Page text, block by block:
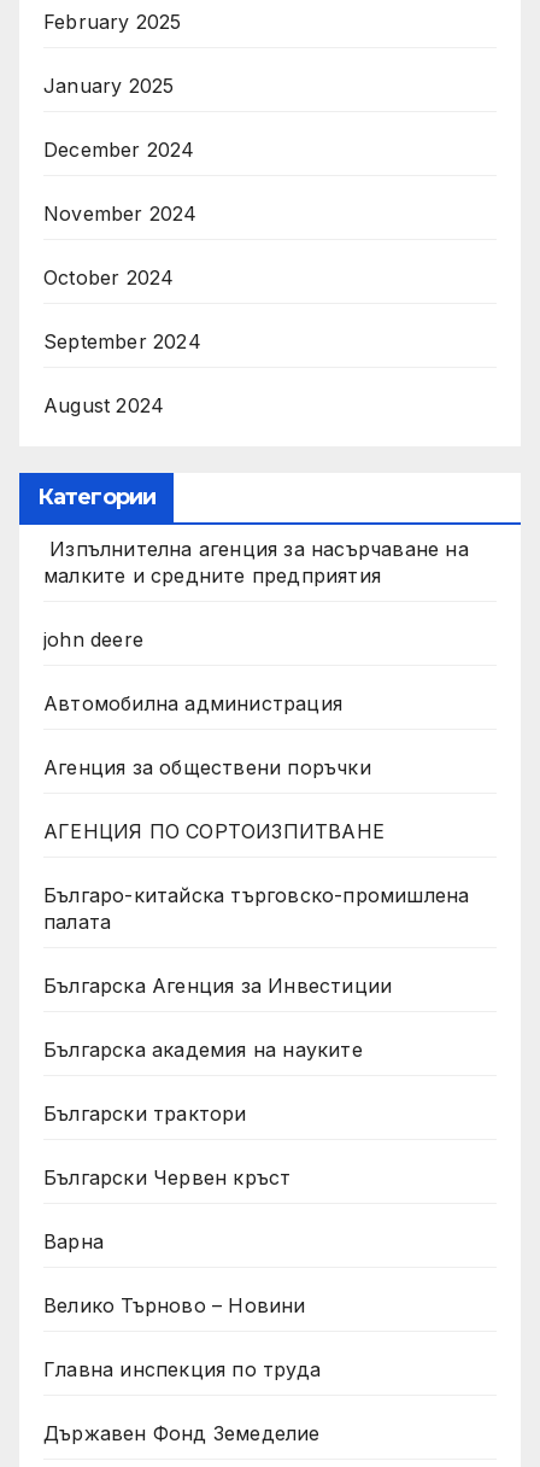
February 2025
January 2025
December 2024
November 2024
October 2024
September 2024
August 2024
Категории
Изпълнителна агенция за насърчаване на
малките и средните предприятия
john deere
Автомобилна администрация
Агенция за обществени поръчки
АГЕНЦИЯ ПО СОРТОИЗПИТВАНЕ
Българо-китайска търговско-промишлена
палата
Българска Агенция за Инвестиции
Българска академия на науките
Български трактори
Български Червен кръст
Варна
Велико Търново – Новини
Главна инспекция по труда
Държавен Фонд Земеделие